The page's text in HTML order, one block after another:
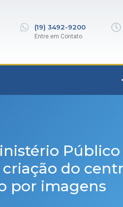
(19) 3492-9200
Entre em Contato
Público
do
por imagens